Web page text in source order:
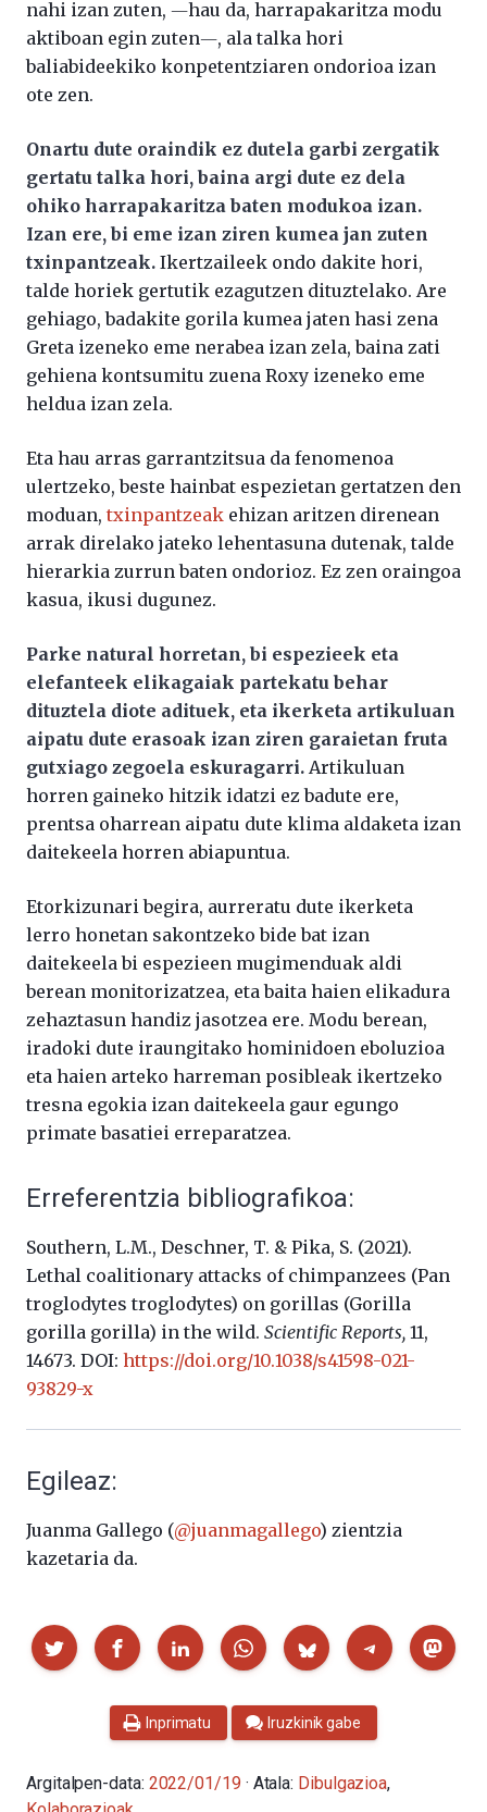
nahi izan zuten, ―hau da, harrapakaritza modu
aktiboan egin zuten―, ala talka hori
baliabideekiko konpetentziaren ondorioa izan
ote zen.
Onartu dute oraindik ez dutela garbi zergatik
gertatu talka hori, baina argi dute ez dela
ohiko harrapakaritza baten modukoa izan.
Izan ere, bi eme izan ziren kumea jan zuten
txinpantzeak. Ikertzaileek ondo dakite hori,
talde horiek gertutik ezagutzen dituztelako. Are
gehiago, badakite gorila kumea jaten hasi zena
Greta izeneko eme nerabea izan zela, baina zati
gehiena kontsumitu zuena Roxy izeneko eme
heldua izan zela.
Eta hau arras garrantzitsua da fenomenoa
ulertzeko, beste hainbat espezietan gertatzen den
moduan, txinpantzeak ehizan aritzen direnean
arrak direlako jateko lehentasuna dutenak, talde
hierarkia zurrun baten ondorioz. Ez zen oraingoa
kasua, ikusi dugunez.
Parke natural horretan, bi espezieek eta
elefanteek elikagaiak partekatu behar
dituztela diote adituek, eta ikerketa artikuluan
aipatu dute erasoak izan ziren garaietan fruta
gutxiago zegoela eskuragarri. Artikuluan
horren gaineko hitzik idatzi ez badute ere,
prentsa oharrean aipatu dute klima aldaketa izan
daitekeela horren abiapuntua.
Etorkizunari begira, aurreratu dute ikerketa
lerro honetan sakontzeko bide bat izan
daitekeela bi espezieen mugimenduak aldi
berean monitorizatzea, eta baita haien elikadura
zehaztasun handiz jasotzea ere. Modu berean,
iradoki dute iraungitako hominidoen eboluzioa
eta haien arteko harreman posibleak ikertzeko
tresna egokia izan daitekeela gaur egungo
primate basatiei erreparatzea.
Erreferentzia bibliografikoa:
Southern, L.M., Deschner, T. & Pika, S. (2021).
Lethal coalitionary attacks of chimpanzees (Pan
troglodytes troglodytes) on gorillas (Gorilla
gorilla gorilla) in the wild. Scientific Reports, 11,
14673. DOI: https://doi.org/10.1038/s41598-021-
93829-x
Egileaz:
Juanma Gallego (@juanmagallego) zientzia
kazetaria da.
Partekatu
Inprimatu Iruzkinik gabe
Argitalpen-data: 2022/01/19 · Atala: Dibulgazioa,